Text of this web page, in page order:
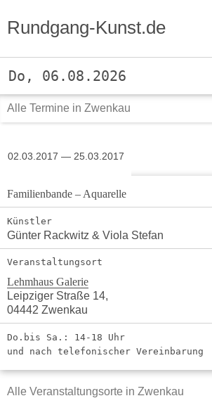
Rundgang-Kunst.de
Do, 06.08.2026
Alle Termine in Zwenkau
02.03.2017 — 25.03.2017
Familienbande – Aquarelle
Künstler
Günter Rackwitz & Viola Stefan
Veranstaltungsort
Lehmhaus Galerie
Leipziger Straße 14,
04442 Zwenkau
Do.bis Sa.: 14-18 Uhr
und nach telefonischer Vereinbarung
Alle Veranstaltungsorte in Zwenkau